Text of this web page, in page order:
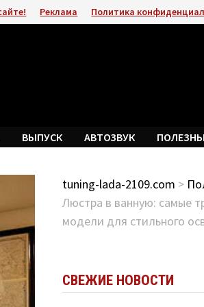
Реклама Политика
ВЫПУСК АВТОЗВУК
tuning-lada-2109.com >
Люстра в ванную: самые
модели для стильного
СВЕЖИЕ НОВОСТИ